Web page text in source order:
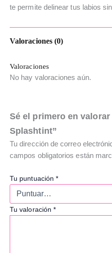
te permite delinear tus labios
Valoraciones (0)
Valoraciones
No hay valoraciones aún.
Sé el primero en
Splashtint”
Tu dirección de correo
campos obligatorios están
Tu puntuación*
Tu valoración*